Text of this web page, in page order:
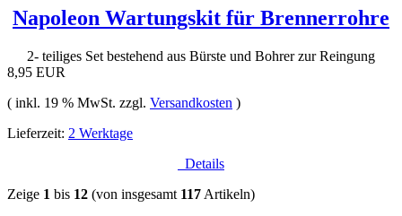
Napoleon Wartungskit für Brennerrohre
2- teiliges Set bestehend aus Bürste und Bohrer zur Reingung
8,95 EUR
( inkl. 19 % MwSt. zzgl. Versandkosten )
Lieferzeit: 2 Werktage
Details
Zeige 1 bis 12 (von insgesamt 117 Artikeln)